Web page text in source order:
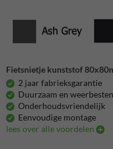
Fietsnietje kunststof
2 jaar fabrieksgarantie
Duurzaam en
Onderhoudsvriendelijk
Eenvoudige montage
lees over alle voordelen